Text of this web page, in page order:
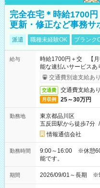
完全在宅＊時給1700
更新・修正など事務サ
派遣 職種未経験OK ブランク
給与
時給1700円＋交 【
能な速払いサービスあ
交通費別途支給あり
交通費 交通費支給あり
月収例 25～30万円
勤務地
東京都品川区
五反田駅から徒歩7分 /
情報通信会社
勤務時間
9:00～16:00 ※休憩60
能です。
期間 2026/09/01～長期 ※9